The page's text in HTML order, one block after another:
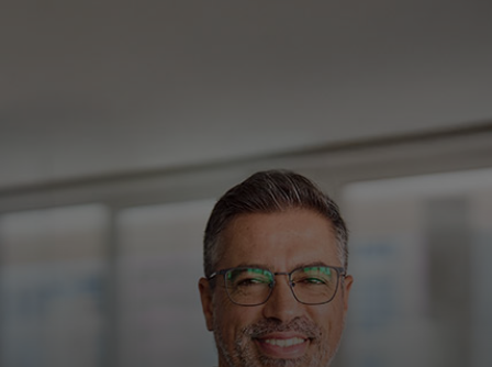
Для всего мира
Новости и тренды